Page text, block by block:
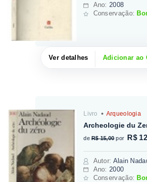
Ano: 2008
Conservação:
Ver detalhes Adicionar ao
Livro Arqueologia
Archeologie du
de R$ 15,00 por R$
Autor: Alain
Ano: 2000
Conservação: